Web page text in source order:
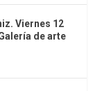
Viernes 12
de arte